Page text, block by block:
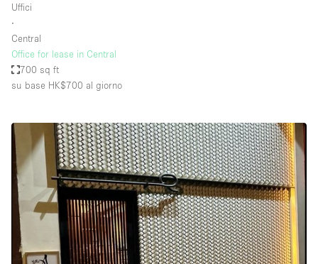
Uffici
∙
Central
Office for lease in Central
700 sq ft
su base HK$700 al giorno